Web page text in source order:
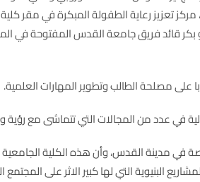
تعزيز رعاية الطفولة المبكرة في مقر
قائد فريق جامعة القدس المفتوحة في
على مصلحة الطالب وتطوير المهارات العلمية.
عدد من المجالات التي تتماشى مع رؤية
مدينة القدس، وأن هذه الكلية
البنيوية التي لها كبير الاثر على